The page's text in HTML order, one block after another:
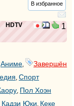
В избранное
HDTV 1
Аниме
Завершён
, Спорт
, Пол Хоэн
Кадзи Юки, Кеке